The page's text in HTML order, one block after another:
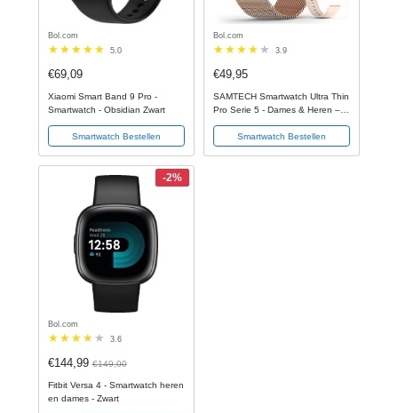
Bol.com
5.0
€69,09
Xiaomi Smart Band 9 Pro -
Smartwatch - Obsidian Zwart
Smartwatch Bestellen
Bol.com
3.9
€49,95
SAMTECH Smartwatch Ultra Thin
Pro Serie 5 - Dames & Heren –
Calorie Teller, Slaap meter, HD –
IOS & Android - Rose goud
Smartwatch Bestellen
-2%
Bol.com
3.6
€144,99€149,00
Fitbit Versa 4 - Smartwatch heren
en dames - Zwart